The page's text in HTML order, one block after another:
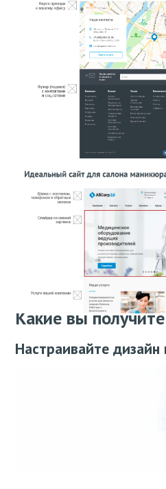
Какие вы
Настраивайте дизайн